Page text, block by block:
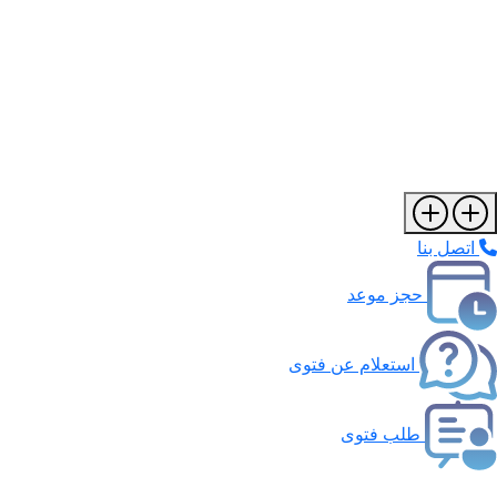
اتصل بنا
حجز موعد
استعلام عن فتوى
طلب فتوى